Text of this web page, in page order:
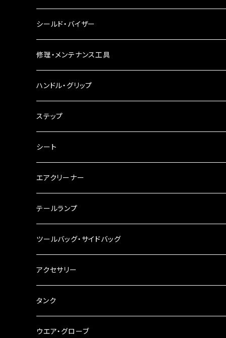
電球型ウインカー
バードゲージウインカー
ウインカークランプ
ヘッドライト
フォグランプ
配線・リレー
シールド・バイザー
修理・メンテナンス工具
インテークマニホールド
電装・配線・キボシ等
キャブレター
チェーン
工具類
ハンドル・グリップ
グリップ
バーハン
ハンドルパーツ
ハンドルスイッチ
その他
ハンドルポスト
ハンドルブレース
ステアリングダンパー
ブレーキ・クラッチレバー
スマホホルダー
ステップ
シート
エアクリーナー
テールランプ
ナンバー灯
ツールバッグ・サイドバッグ
ツールバッグ
サイドバッグ
サイドバッグサポート
アクセサリー
USB電源
電装系
タンク
タンク本体
ウエア・グローブ